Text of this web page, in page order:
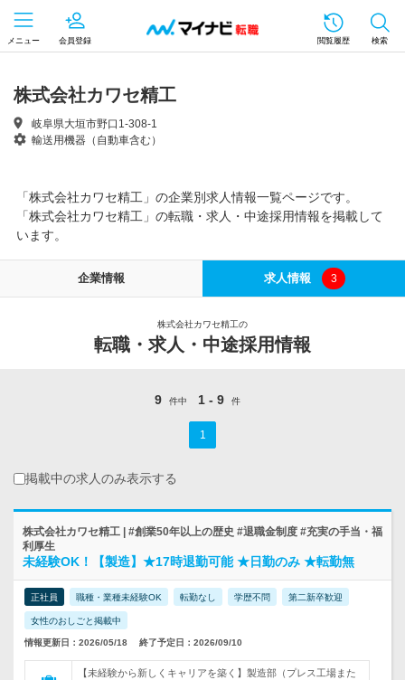
メニュー 会員登録 閲覧履歴 検索
株式会社カワセ精工
岐阜県大垣市野口1-308-1
輸送用機器（自動車含む）
「株式会社カワセ精工」の企業別求人情報一覧ページです。
「株式会社カワセ精工」の転職・求人・中途採用情報を掲載して
います。
企業情報 求人情報 3
株式会社カワセ精工の
転職・求人・中途採用情報
9 件中 1 - 9 件
1
掲載中の求人のみ表示する
株式会社カワセ精工 | #創業50年以上の歴史 #退職金制度 #充実の手当・福
利厚生
未経験OK！【製造】★17時退勤可能 ★日勤のみ ★転勤無
正社員 職種・業種未経験OK 転勤なし 学歴不問 第二新卒歓迎
女性のおしごと掲載中
情報更新日：2026/05/18 終了予定日：2026/09/10
【未経験から新しくキャリアを築く】製造部（プレス工場また